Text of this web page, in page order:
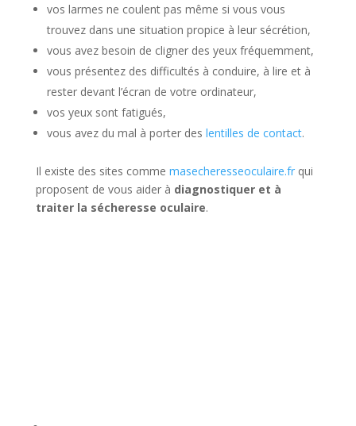
vos larmes ne coulent pas même si vous vous
trouvez dans une situation propice à leur sécrétion,
vous avez besoin de cligner des yeux fréquemment,
vous présentez des difficultés à conduire, à lire et à
rester devant l’écran de votre ordinateur,
vos yeux sont fatigués,
vous avez du mal à porter des lentilles de contact.
Il existe des sites comme masecheresseoculaire.frqui
proposent de vous aider à diagnostiquer et à
traiter la sécheresse oculaire.